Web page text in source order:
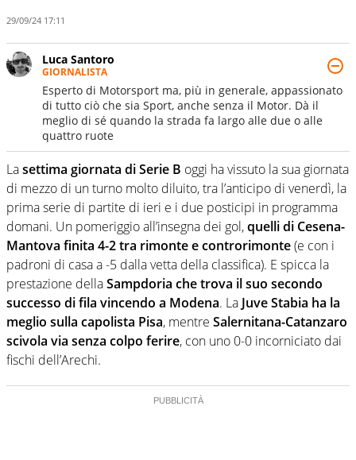
29/09/24 17:11
Luca Santoro
GIORNALISTA
Esperto di Motorsport ma, più in generale, appassionato
di tutto ciò che sia Sport, anche senza il Motor. Dà il
meglio di sé quando la strada fa largo alle due o alle
quattro ruote
Lasettima giornata di Serie B oggi ha vissuto la sua giornata
di mezzo di un turno molto diluito, tra l’anticipo di venerdì, la
prima serie di partite di ieri e i due posticipi in programma
domani. Un pomeriggio all’insegna dei gol,quelli di Cesena-
Mantova finita 4-2 tra rimonte e controrimonte(e con i
padroni di casa a -5 dalla vetta della classifica). E spicca la
prestazione dellaSampdoria che trova il suo secondo
successo di fila vincendo a Modena. La Juve Stabia ha la
meglio sulla capolista Pisa, mentre Salernitana-Catanzaro
scivola via senza colpo ferire, con uno 0-0 incorniciato dai
fischi dell’Arechi.